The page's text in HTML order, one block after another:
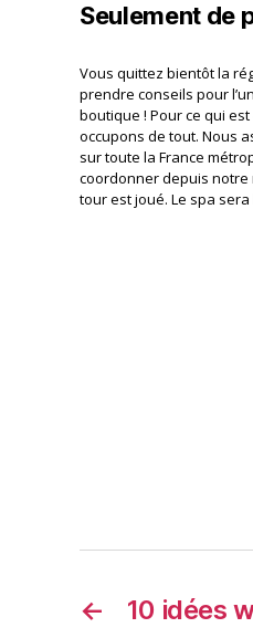
Seulement de
Vous quittez bientôt la
prendre conseils pour
boutique ! Pour ce qui
occupons de tout. Nous
sur toute la France
coordonner depuis notre
tour est joué. Le spa
← 10 idées